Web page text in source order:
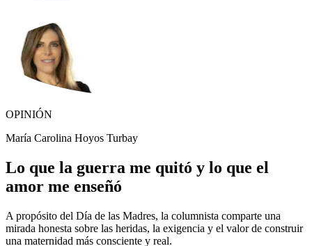
OPINIÓN
María Carolina Hoyos Turbay
Lo que la guerra me quitó y lo que el
amor me enseñó
A propósito del Día de las Madres, la columnista comparte una
mirada honesta sobre las heridas, la exigencia y el valor de construir
una maternidad más consciente y real.